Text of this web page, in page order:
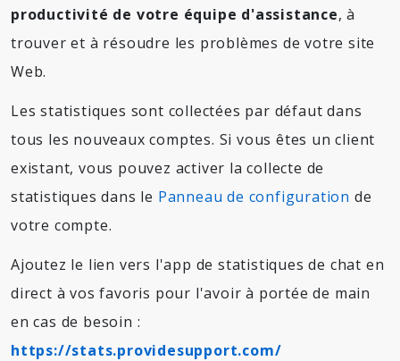
productivité de votre équipe d'assistance, à
trouver et à résoudre les problèmes de votre site
Web.
Les statistiques sont collectées par défaut dans
tous les nouveaux comptes. Si vous êtes un client
existant, vous pouvez activer la collecte de
statistiques dans le Panneau de configuration de
votre compte.
Ajoutez le lien vers l'app de statistiques de chat en
direct à vos favoris pour l'avoir à portée de main
en cas de besoin :
https://stats.providesupport.com/